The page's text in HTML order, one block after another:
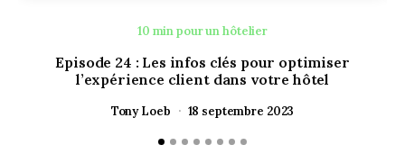
10 min pour un hôtelier
Episode 24 : Les infos clés pour optimiser
l’expérience client dans votre hôtel
Tony Loeb 18 septembre 2023